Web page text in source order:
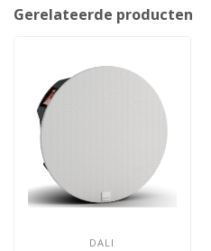
Gerelateerde producten
DALI